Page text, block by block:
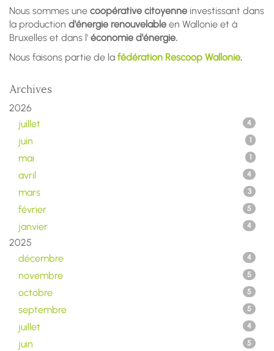
Nous sommes une coopérative citoyenne investissant dans
la production d'énergie renouvelable en Wallonie et à
Bruxelles et dans l' économie d'énergie.
Nous faisons partie de la fédération Rescoop Wallonie.
Archives
2026
juillet
4
juin 1
mai 1
avril 4
mars 3
février 5
janvier 4
2025
décembre
4
novembre 5
octobre 5
septembre 5
juillet 4
juin 5